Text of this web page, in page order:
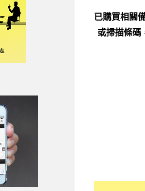
已購買相關
或掃描條碼